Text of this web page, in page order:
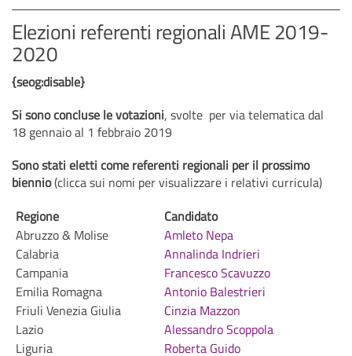
Elezioni referenti regionali AME 2019-
2020
{seog:disable}
Si sono concluse le votazioni, svolte per via telematica dal
18 gennaio al 1 febbraio 2019
Sono stati eletti come referenti regionali per il prossimo
biennio(clicca sui nomi per visualizzare i relativi curricula)
Regione
Candidato
Abruzzo & Molise
Amleto Nepa
Calabria
Annalinda Indrieri
Campania
Francesco Scavuzzo
Emilia Romagna
Antonio Balestrieri
Friuli Venezia Giulia
Cinzia Mazzon
Lazio
Alessandro Scoppola
Liguria
Roberta Guido